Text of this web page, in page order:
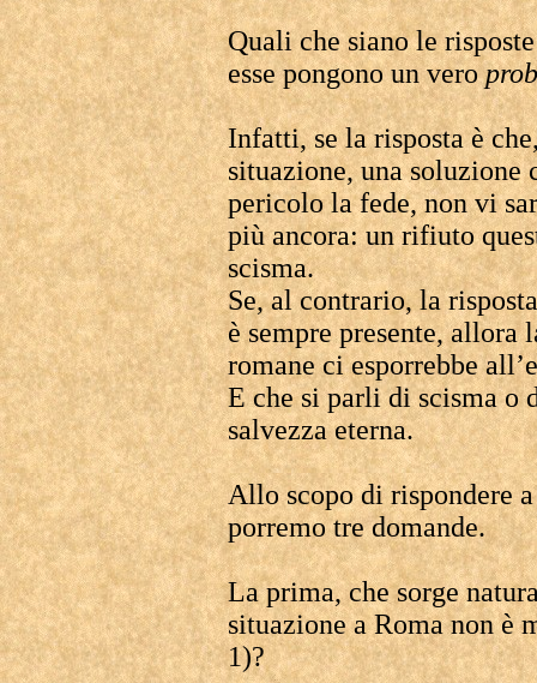
Quali che siano le
esse pongono un vero
Infatti, se la risposta è
situazione, una soluzione
pericolo la fede, non vi
più ancora: un rifiuto
scisma.
Se, al contrario, la
è sempre presente, allora
romane ci esporrebbe
E che si parli di scisma o
salvezza eterna.
Allo scopo di rispondere
porremo tre domande.
La prima, che sorge
situazione a Roma non è
1)?